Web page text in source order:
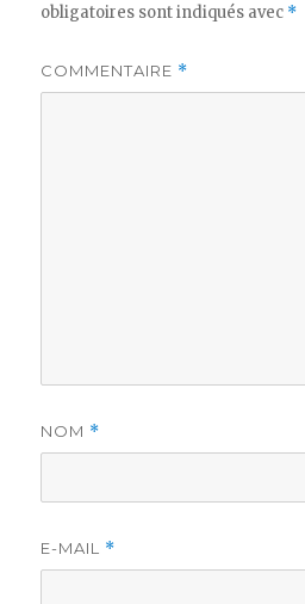
obligatoires sont indiqués avec *
COMMENTAIRE *
NOM *
E-MAIL *